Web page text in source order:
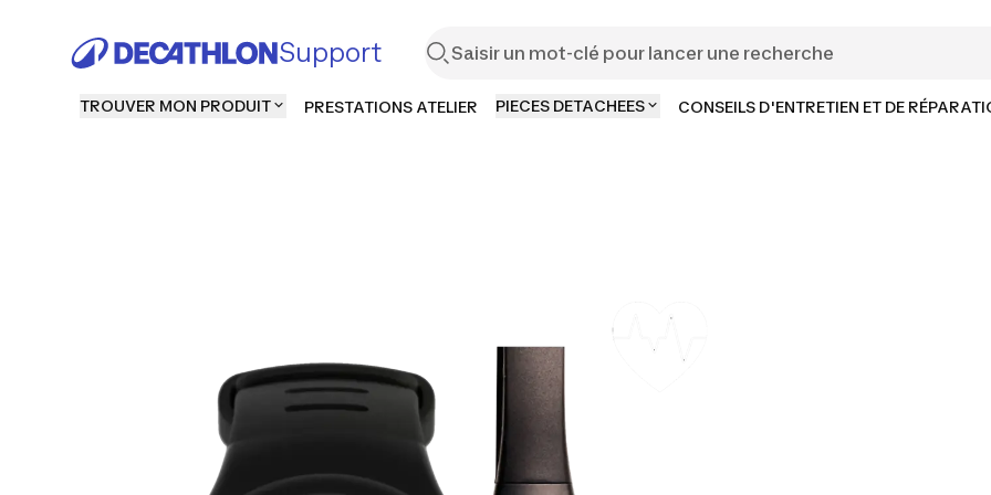
Support
TROUVER MON PRODUIT PRESTATIONS ATELIER PIECES DETACHEES CONSEILS D'ENTRETIEN ET DE